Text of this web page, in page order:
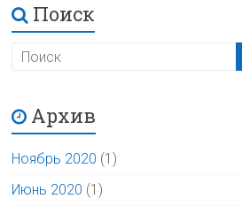
Поиск
Архив
Ноябрь 2020 (1)
Июнь 2020 (1)